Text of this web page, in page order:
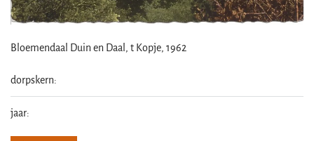
Bloemendaal Duin en Daal, t Kopje, 1962
dorpskern:
jaar: